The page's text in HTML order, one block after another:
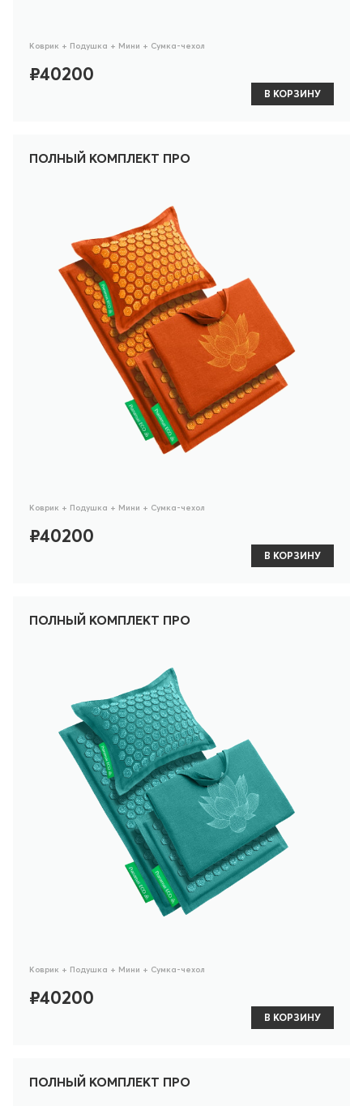
Коврик + Подушка + Мини + Сумка-чехол
₽40200
В КОРЗИНУ
ПОЛНЫЙ КОМПЛЕКТ ПРО
Коврик + Подушка + Мини + Сумка-чехол
₽40200
В КОРЗИНУ
ПОЛНЫЙ КОМПЛЕКТ ПРО
Коврик + Подушка + Мини + Сумка-чехол
₽40200
В КОРЗИНУ
ПОЛНЫЙ КОМПЛЕКТ ПРО